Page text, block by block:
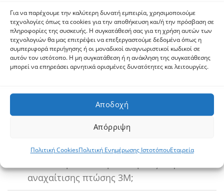
Για να παρέχουμε την καλύτερη δυνατή εμπειρία, χρησιμοποιούμε
τεχνολογίες όπως τα cookies για την αποθήκευση και/ή την πρόσβαση σε
πληροφορίες της συσκευής. Η συγκατάθεσή σας για τη χρήση αυτών των
τεχνολογιών θα μας επιτρέψει να επεξεργαστούμε δεδομένα όπως η
συμπεριφορά περιήγησης ή οι μοναδικοί αναγνωριστικοί κωδικοί σε
αυτόν τον ιστότοπο. Η μη συγκατάθεση ή η ανάκληση της συγκατάθεσης
μπορεί να επηρεάσει αρνητικά ορισμένες δυνατότητες και λειτουργίες.
Αποδοχή
Απόρριψη
Πολιτική CookiesΠολιτική Ενημέρωσης ΙστοτόπουΕταιρεία
σας, αλλά αν έχετε άλλες ερωτήσεις, επικοινωνήστε
μαζί μας.
Τι είναι η ζώνη αναχαίτισης πτώσης;
Πότε θα πρέπει να χρησιμοποιείται
αναχαίτισης πτώσης 3M;